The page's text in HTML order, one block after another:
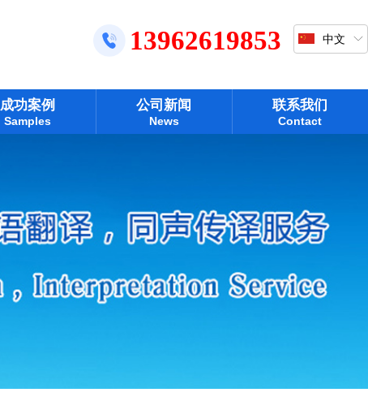
中文
13962619853
成功案例
Samples
公司新闻
News
联系我们
Contact